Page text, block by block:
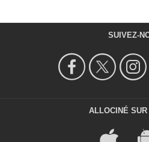
SUIVEZ-
ALLOCINÉ